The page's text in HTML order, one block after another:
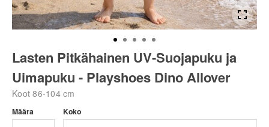
Lasten Pitkähainen UV-Suojapuku ja
Uimapuku - Playshoes Dino Allover
Koot 86-104 cm
Määra Koko